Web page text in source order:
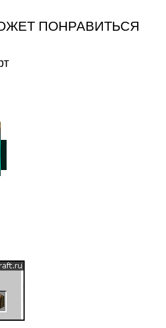
ПОНРАВИТЬСЯ